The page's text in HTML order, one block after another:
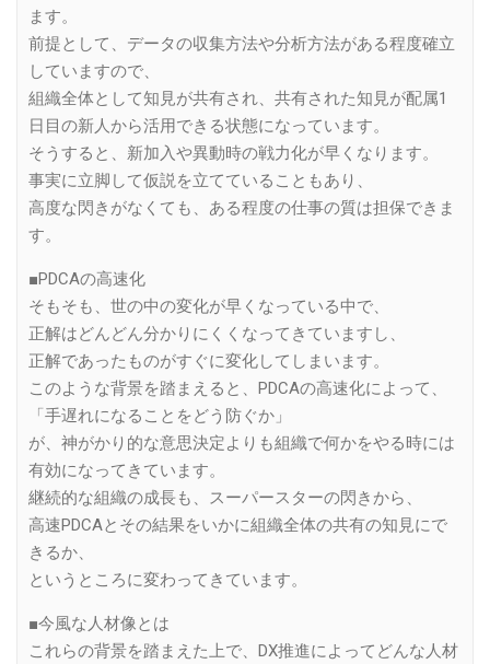
ます。
前提として、データの収集方法や分析方法がある程度確立
していますので、
組織全体として知見が共有され、共有された知見が配属1
日目の新人から活用できる状態になっています。
そうすると、新加入や異動時の戦力化が早くなります。
事実に立脚して仮説を立てていることもあり、
高度な閃きがなくても、ある程度の仕事の質は担保できま
す。
■PDCAの高速化
そもそも、世の中の変化が早くなっている中で、
正解はどんどん分かりにくくなってきていますし、
正解であったものがすぐに変化してしまいます。
このような背景を踏まえると、PDCAの高速化によって、
「手遅れになることをどう防ぐか」
が、神がかり的な意思決定よりも組織で何かをやる時には
有効になってきています。
継続的な組織の成長も、スーパースターの閃きから、
高速PDCAとその結果をいかに組織全体の共有の知見にで
きるか、
というところに変わってきています。
■今風な人材像とは
これらの背景を踏まえた上で、DX推進によってどんな人材